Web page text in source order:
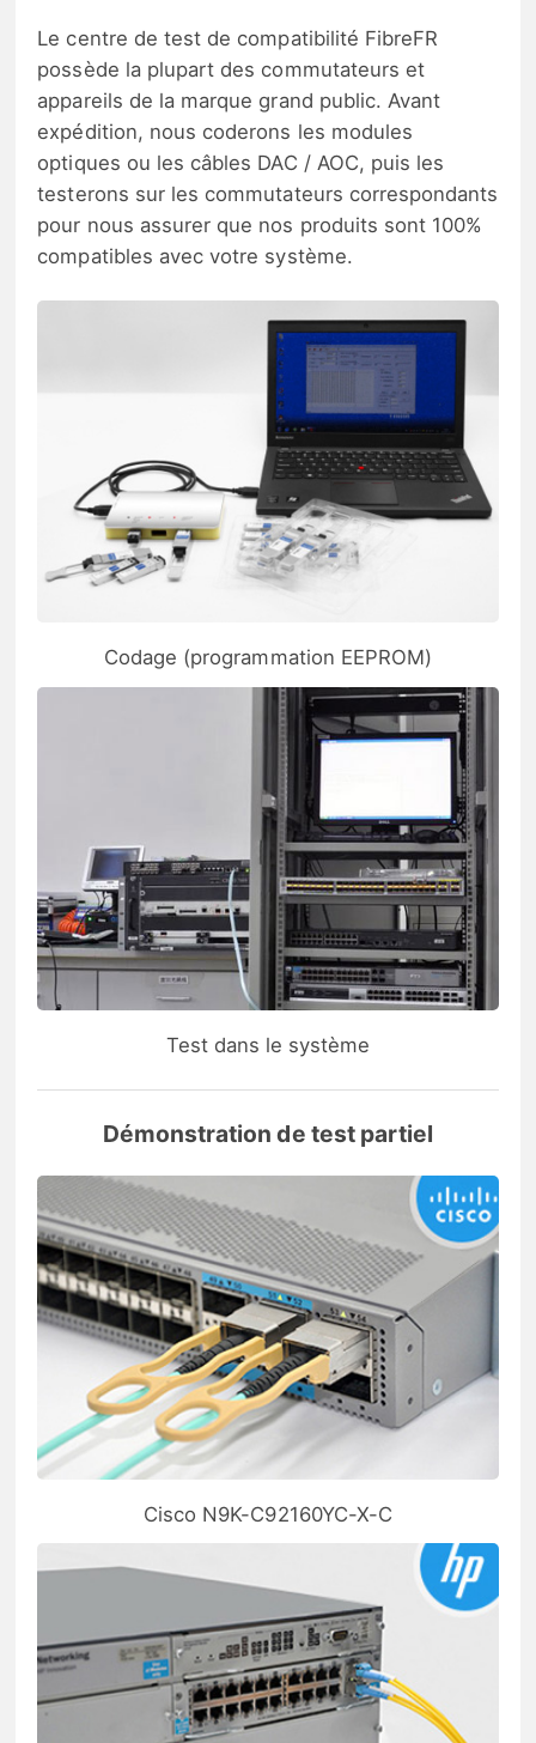
Le centre de test de compatibilité FibreFR
possède la plupart des commutateurs et
appareils de la marque grand public. Avant
expédition, nous coderons les modules
optiques ou les câbles DAC / AOC, puis les
testerons sur les commutateurs correspondants
pour nous assurer que nos produits sont 100%
compatibles avec votre système.
Codage (programmation EEPROM)
Test dans le système
Démonstration de test partiel
Cisco N9K-C92160YC-X-C